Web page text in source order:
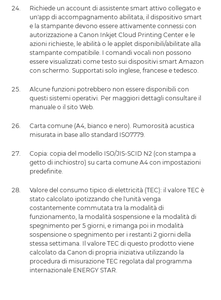
Richiede un account di assistente smart attivo collegato e
un'app di accompagnamento abilitata, il dispositivo smart
e la stampante devono essere attivamente connessi con
autorizzazione a Canon Inkjet Cloud Printing Center e le
azioni richieste, le abilità o le applet disponibili/abilitate alla
stampante compatibile. I comandi vocali non possono
essere visualizzati come testo sui dispositivi smart Amazon
con schermo. Supportati solo inglese, francese e tedesco.
Alcune funzioni potrebbero non essere disponibili con
questi sistemi operativi. Per maggiori dettagli consultare il
manuale o il sito Web.
Carta comune (A4, bianco e nero). Rumorosità acustica
misurata in base allo standard ISO7779.
Copia: copia del modello ISO/JIS-SCID N2 (con stampa a
getto di inchiostro) su carta comune A4 con impostazioni
predefinite.
Valore del consumo tipico di elettricità (TEC): il valore TEC è
stato calcolato ipotizzando che l'unità venga
costantemente commutata tra la modalità di
funzionamento, la modalità sospensione e la modalità di
spegnimento per 5 giorni, e rimanga poi in modalità
sospensione o spegnimento per i restanti 2 giorni della
stessa settimana. Il valore TEC di questo prodotto viene
calcolato da Canon di propria iniziativa utilizzando la
procedura di misurazione TEC regolata dal programma
internazionale ENERGY STAR.